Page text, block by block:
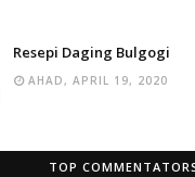
Resepi Daging Bulgogi
AHAD, APRIL 19, 2020
TOP